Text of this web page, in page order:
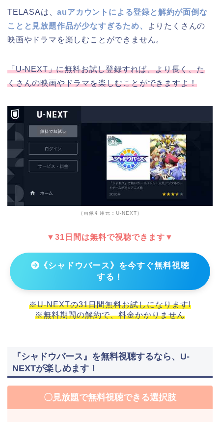
TELASAは、auアカウントによる登録と解約が面倒な
ことと見放題作品が少なすぎるため、
よりたくさんの
映画やドラマを楽しむことができません。
「U-NEXT」に無料お試し登録すれば、より長く、た
くさんの映画やドラマを楽しむことができますよ！
（画像引用元：U-NEXT）
▼31日間は無料で視聴できます▼
《シャドウバース》を今すぐ無料視聴
する！
※U-NEXTの31日間無料お試しになります!
※無料期間の解約で、料金かかりません
『シャドウバース』を無料視聴するなら、U-
NEXTが楽しめます！
〇見放題で無料視聴できる選択肢